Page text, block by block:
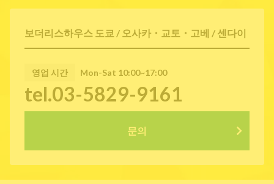
보더리스하우스 도쿄 / 오사카・교토・고베 / 센다이
영업 시간 Mon-Sat 10:00~17:00
tel.03-5829-9161
문의